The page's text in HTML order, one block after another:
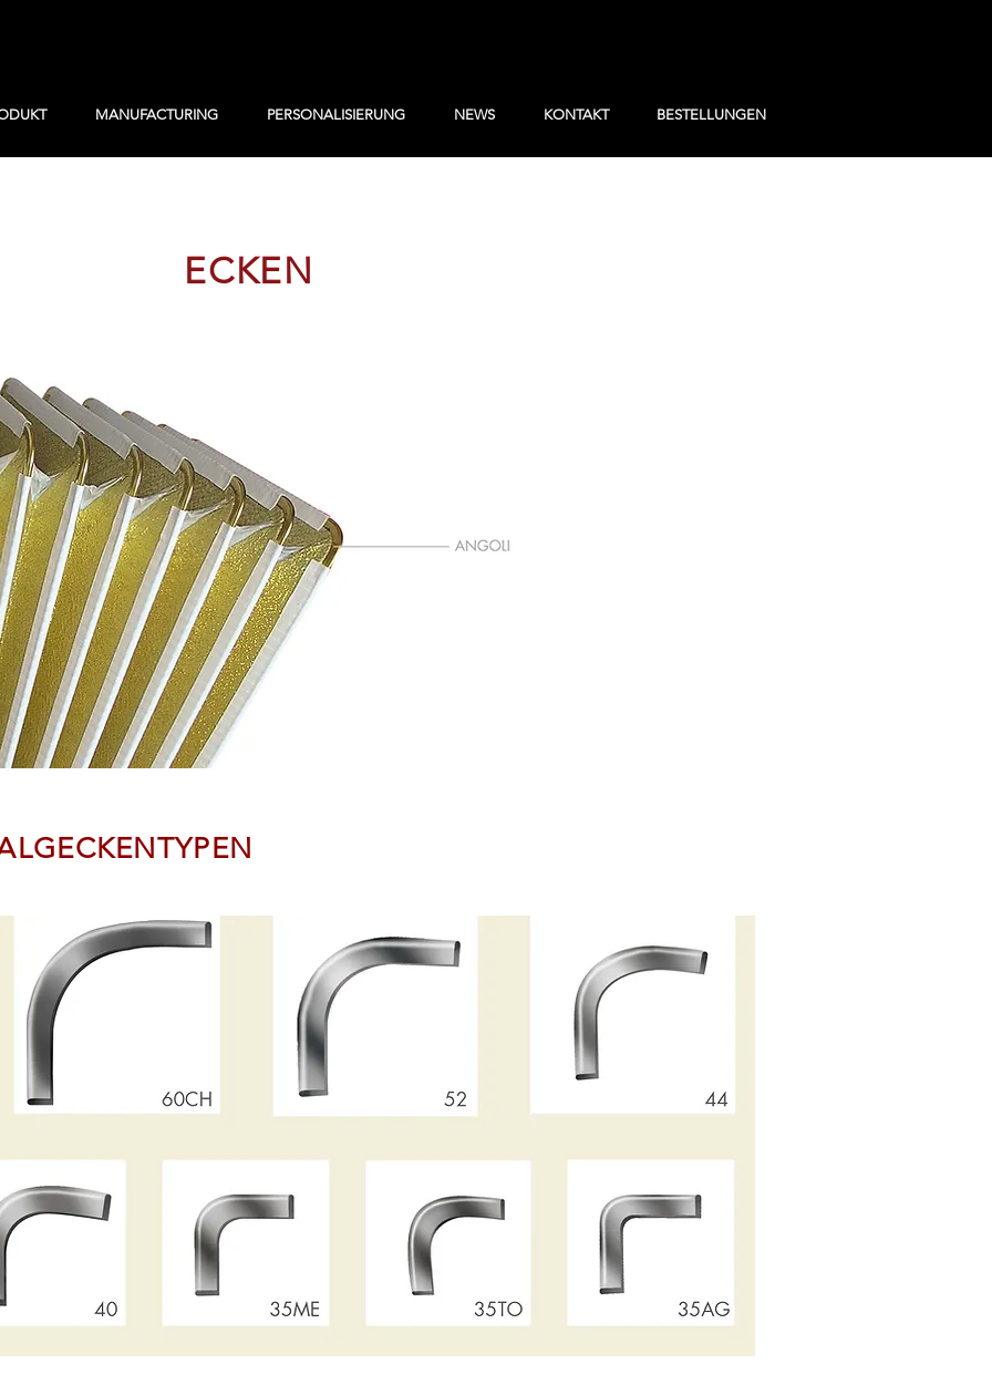
MANUFACTURING PERSONALISIERUNG NEWS KONTAKT BESTELLUNGEN
ECKEN